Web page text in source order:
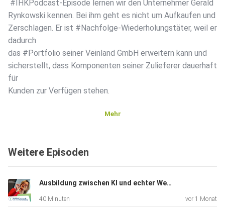
️ #IHKPodcast-Episode lernen wir den Unternehmer Gerald
Rynkowski kennen. Bei ihm geht es nicht um Aufkaufen und
Zerschlagen. Er ist #Nachfolge-Wiederholungstäter, weil er
dadurch
das #Portfolio seiner Veinland GmbH erweitern kann und
sicherstellt, dass Komponenten seiner Zulieferer dauerhaft
für
Kunden zur Verfügen stehen.
Mehr
Weitere Episoden
Ausbildung zwischen KI und echter Wertschätzung | Mach es in Brandenburg (33)
40 Minuten vor 1 Monat